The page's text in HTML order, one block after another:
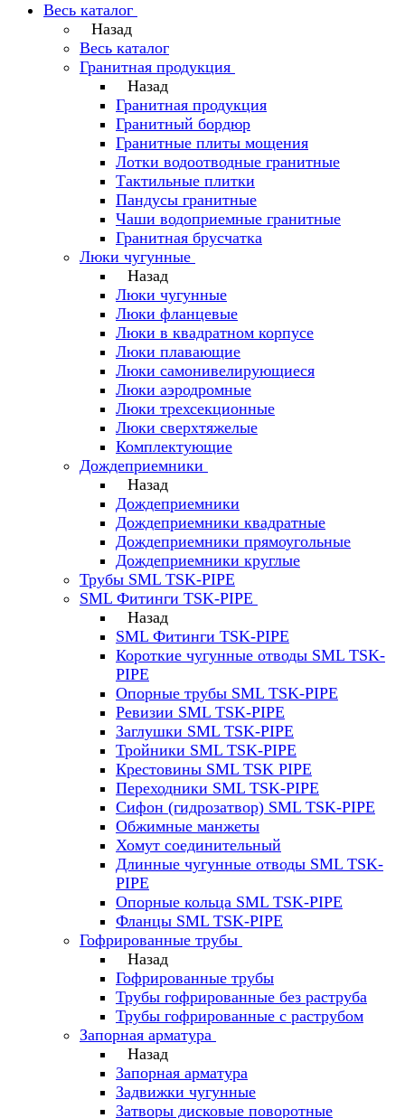
Весь каталог
Назад
Весь каталог
Гранитная продукция
Назад
Гранитная продукция
Гранитный бордюр
Гранитные плиты мощения
Лотки водоотводные гранитные
Тактильные плитки
Пандусы гранитные
Чаши водоприемные гранитные
Гранитная брусчатка
Люки чугунные
Назад
Люки чугунные
Люки фланцевые
Люки в квадратном корпусе
Люки плавающие
Люки самонивелирующиеся
Люки аэродромные
Люки трехсекционные
Люки сверхтяжелые
Комплектующие
Дождеприемники
Назад
Дождеприемники
Дождеприемники квадратные
Дождеприемники прямоугольные
Дождеприемники круглые
Трубы SML TSK-PIPE
SML Фитинги TSK-PIPE
Назад
SML Фитинги TSK-PIPE
Короткие чугунные отводы SML TSK-
PIPE
Опорные трубы SML TSK-PIPE
Ревизии SML TSK-PIPE
Заглушки SML TSK-PIPE
Тройники SML TSK-PIPE
Крестовины SML TSK PIPE
Переходники SML TSK-PIPE
Сифон (гидрозатвор) SML TSK-PIPE
Обжимные манжеты
Хомут соединительный
Длинные чугунные отводы SML TSK-
PIPE
Опорные кольца SML TSK-PIPE
Фланцы SML TSK-PIPE
Гофрированные трубы
Назад
Гофрированные трубы
Трубы гофрированные без раструба
Трубы гофрированные с раструбом
Запорная арматура
Назад
Запорная арматура
Задвижки чугунные
Затворы дисковые поворотные